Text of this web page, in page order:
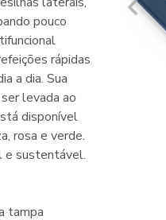
pouco
rápidas
a dia. Sua
levada ao
disponível
rosa e verde.
e sustentável.
tampa